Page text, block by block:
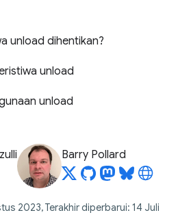
unload dihentikan?
unload
unload
Barry Pollard
2023, Terakhir diperbarui: 14 Juli